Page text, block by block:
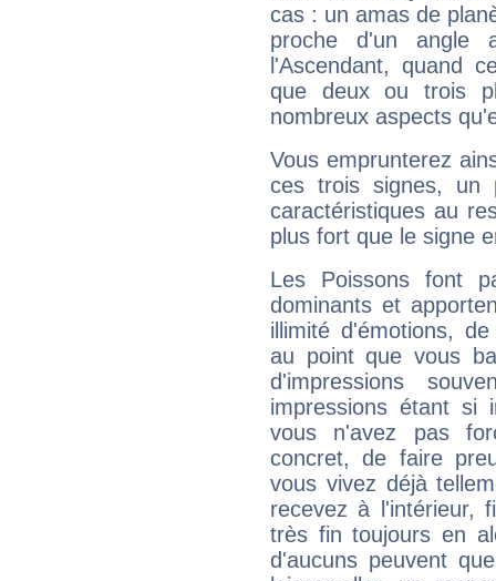
cas : un amas de
proche d'un
l'Ascendant, quand
que deux ou trois
nombreux aspects
Vous emprunterez
ces trois signes, un
caractéristiques au
plus fort que le signe
Les Poissons font
dominants et
illimité d'émotions,
au point que vous
d'impressions
impressions étant si
vous n'avez pas
concret, de faire
vous vivez déjà
recevez à l'intérieur,
très fin toujours en
d'aucuns peuvent